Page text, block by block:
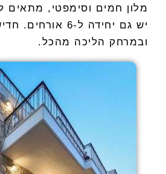
מלון חמים וסימפטי, מתאים
יש גם יחידה ל-6
ובמרחק הליכה מהכל.